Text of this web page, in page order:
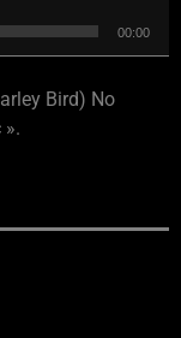
00:00
Bird) No